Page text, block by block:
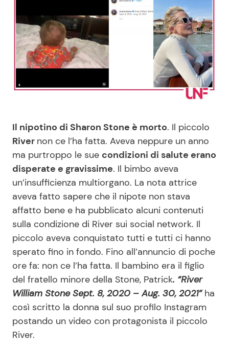
News Musica
News Spettacolo
Benessere
Moda e Style
Mondo Mamma
News benessere
Salute
Viaggi e Turismo
Festività
Cucina e Ricette
Dolci
Le Ricette in TV
Primi Piatti
Ricette Facili e Veloci
Ricette Feste
Ricette per Bambini
Seguici
Il nipotino di Sharon Stone è morto. Il piccolo
River non ce l’ha fatta. Aveva neppure un anno
ma purtroppo le sue condizioni di salute erano
disperate e gravissime. Il bimbo aveva
un’insufficienza multiorgano. La nota attrice
aveva fatto sapere che il nipote non stava
affatto bene e ha pubblicato alcuni contenuti
sulla condizione di River sui social network. Il
piccolo aveva conquistato tutti e tutti ci hanno
sperato fino in fondo. Fino all’annuncio di poche
ore fa: non ce l’ha fatta. Il bambino era il figlio
del fratello minore della Stone, Patrick. “River
William Stone Sept. 8, 2020 – Aug. 30, 2021”ha
così scritto la donna sul suo profilo Instagram
postando un video con protagonista il piccolo
River.